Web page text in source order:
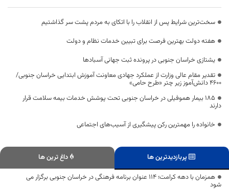
سخت‌ترین شرایط پس از انقلاب را با اتکای به مردم پشت سر گذاشتیم
هفته دولت بهترین فرصت برای تبیین خدمات نظام و دولت
یشتازی خراسان جنوبی در پرونده ثبت جهانی آسبادها
تقدیر مقام عالی وزارت از عملکرد جهادی معاونت آموزش ابتدایی خراسان جنوبی/
۴۶۰۰ دانش‌آموز زیر چتر «طرح حامی»
۱۸۵ بیمار هموفیلی در خراسان جنوبی تحت پوشش خدمات بیمه سلامت قرار
دارند
خانواده را مهمترین رکن پیشگیری از آسیب‌های اجتماعی
پربازدیدترین ها
داغ ترین ها
همزمان با دهه کرامت؛ ۱۱۴ عنوان برنامه فرهنگی در خراسان جنوبی برگزار می
شود